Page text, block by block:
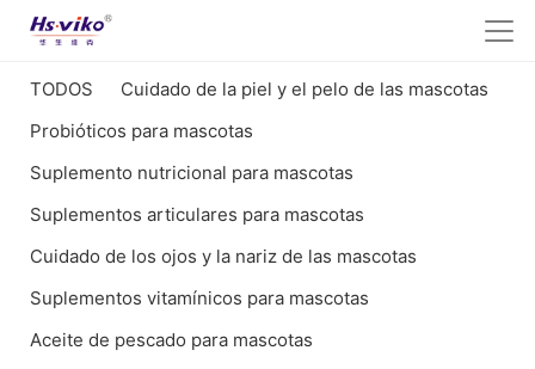
TODOS
Cuidado de la piel y el pelo de las mascotas
Probióticos para mascotas
Suplemento nutricional para mascotas
Suplementos articulares para mascotas
Cuidado de los ojos y la nariz de las mascotas
Suplementos vitamínicos para mascotas
Aceite de pescado para mascotas